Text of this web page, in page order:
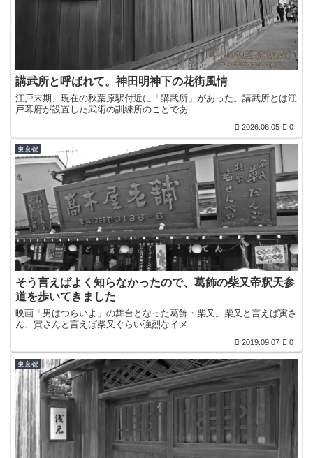
講武所と呼ばれて。神田明神下の花街風情
江戸末期、現在の秋葉原駅付近に「講武所」があった。講武所とは江
戸幕府が設置した武術の訓練所のことであ...
2026.06.05 0
東京都
そう言えばよく知らなかったので、葛飾の柴又帝釈天参
道を歩いてきました
映画「男はつらいよ」の舞台となった葛飾・柴又。柴又と言えば寅さ
ん、寅さんと言えば柴又ぐらい強烈なイメ...
2019.09.07 0
東京都